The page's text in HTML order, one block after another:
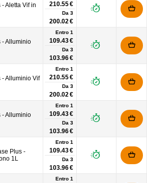
Aletta Vif in
210.55 €
Da 3
200.02 €
- Alluminio
Entro 1
109.43 €
Da 3
103.96 €
Alluminio Vif
Entro 1
210.55 €
Da 3
200.02 €
- Alluminio
Entro 1
109.43 €
Da 3
103.96 €
Plus -
1L
Entro 1
109.43 €
Da 3
103.96 €
Entro 1